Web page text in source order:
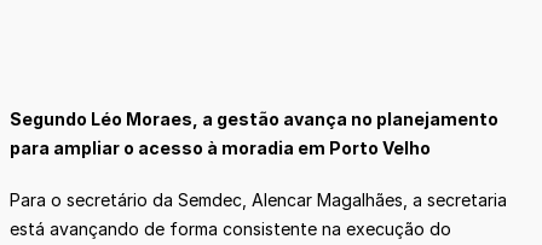
Segundo Léo Moraes, a gestão avança no planejamento
para ampliar o acesso à moradia em Porto Velho
Para o secretário da Semdec, Alencar Magalhães, a secretaria
está avançando de forma consistente na execução do